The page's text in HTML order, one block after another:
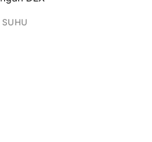
SUHU